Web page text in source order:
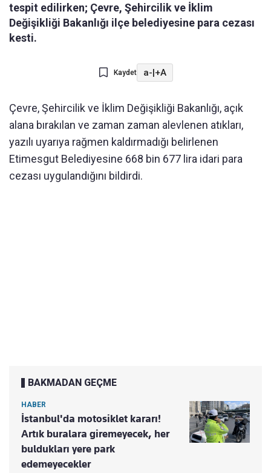
tespit edilirken; Çevre, Şehircilik ve İklim
Değişikliği Bakanlığı ilçe belediyesine para cezası
kesti.
Kaydet a-|+A
Çevre, Şehircilik ve İklim Değişikliği Bakanlığı, açık
alana bırakılan ve zaman zaman alevlenen atıkları,
yazılı uyarıya rağmen kaldırmadığı belirlenen
Etimesgut Belediyesine 668 bin 677 lira idari para
cezası uygulandığını bildirdi.
BAKMADAN GEÇME
HABER
İstanbul'da motosiklet kararı!
Artık buralara giremeyecek, her
buldukları yere park
edemeyecekler